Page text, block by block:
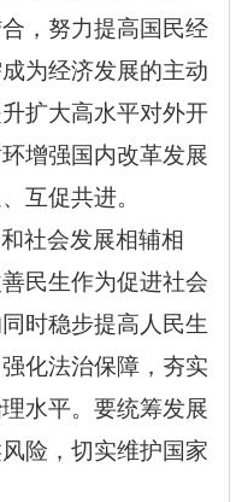
，努力提高国民经
为经济发展的主动
扩大高水平对外开
增强国内改革发展
互促共进。
社会发展相辅相
民生作为促进社会
时稳步提高人民生
化法治保障，夯实
水平。要统筹发展
险，切实维护国家